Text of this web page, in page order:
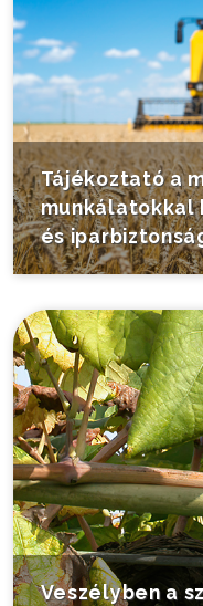
Tájékoztató a
munkálatokkal
és
Veszélyben a